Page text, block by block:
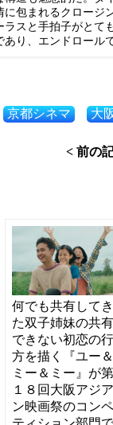
に包まれるクロー
ラスと手拍子がと
あり、エンドロール
京都シネマ 大
< 前の
何でも共有して
た双子姉妹の共
できない初恋の
方を描く『ユー
ミー＆ミー』が
１８回大阪アジ
ン映画祭のコン